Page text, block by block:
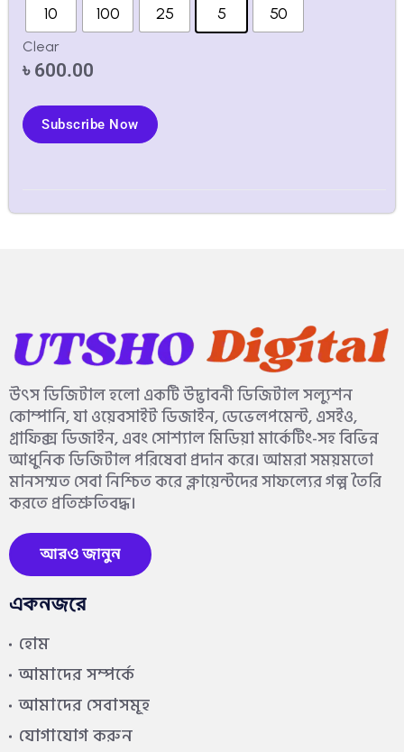
10
100 25 5 50
Clear
৳ 600.00
Subscribe Now
উৎস ডিজিটাল হলো একটি উদ্ভাবনী ডিজিটাল সল্যুশন
কোম্পানি, যা ওয়েবসাইট ডিজাইন, ডেভেলপমেন্ট, এসইও,
গ্রাফিক্স ডিজাইন, এবং সোশ্যাল মিডিয়া মার্কেটিং-সহ বিভিন্ন
আধুনিক ডিজিটাল পরিষেবা প্রদান করে। আমরা সময়মতো
মানসম্মত সেবা নিশ্চিত করে ক্লায়েন্টদের সাফল্যের গল্প তৈরি
করতে প্রতিশ্রুতিবদ্ধ।
আরও জানুন
একনজরে
হোম
আমাদের সম্পর্কে
আমাদের সেবাসমূহ
যোগাযোগ করুন